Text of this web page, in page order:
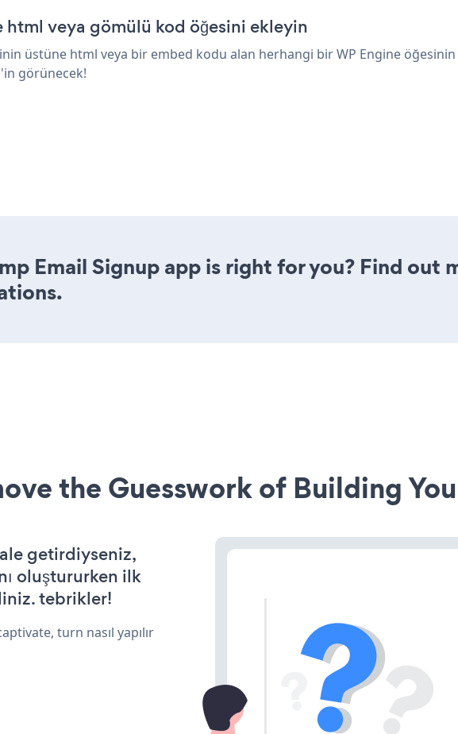
veya gömülü kod öğesini ekleyin
üstüne html veya bir embed kodu alan herhangi bir WP Engine öğesinin
görünecek!
Email Signup app is right for you? Find out
the Guesswork of Building
getirdiyseniz,
oluştururken ilk
tebrikler!
turn nasıl yapılır